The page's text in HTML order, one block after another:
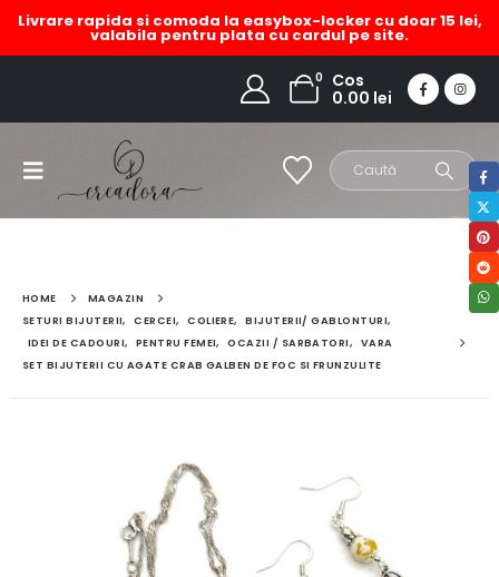
Livrare rapida si comoda la easybox-locker cu doar 15 lei,
valabila pentru plata cu cardul pe site.
0
Cos
0.00 lei
HOME
MAGAZIN
SETURI BIJUTERII, CERCEI, COLIERE, BIJUTERII/ GABLONTURI,
IDEI DE CADOURI, PENTRU FEMEI, OCAZII / SARBATORI,
VARA
SET BIJUTERII CU AGATE CRAB GALBEN DE FOC SI FRUNZULITE